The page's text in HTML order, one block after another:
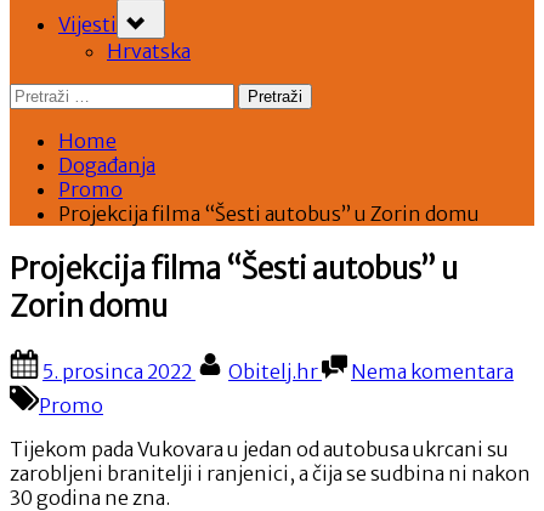
Vijesti
sub-
menu
Hrvatska
Pretraži:
Home
Događanja
Promo
Projekcija filma “Šesti autobus” u Zorin domu
Projekcija filma “Šesti autobus” u
Zorin domu
Posted
on
5. prosinca 2022 By
Obitelj.hr Nema komentara
u
Promo
Tijekom pada Vukovara u jedan od autobusa ukrcani su
zarobljeni branitelji i ranjenici, a čija se sudbina ni nakon
30 godina ne zna.